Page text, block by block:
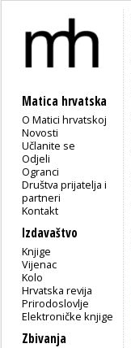
Matica hrvatska
O Matici hrvatskoj
Novosti
Učlanite se
Odjeli
Ogranci
Društva prijatelja i
partneri
Kontakt
Izdavaštvo
Knjige
Vijenac
Kolo
Hrvatska revija
Prirodoslovlje
Elektroničke knjige
Zbivanja